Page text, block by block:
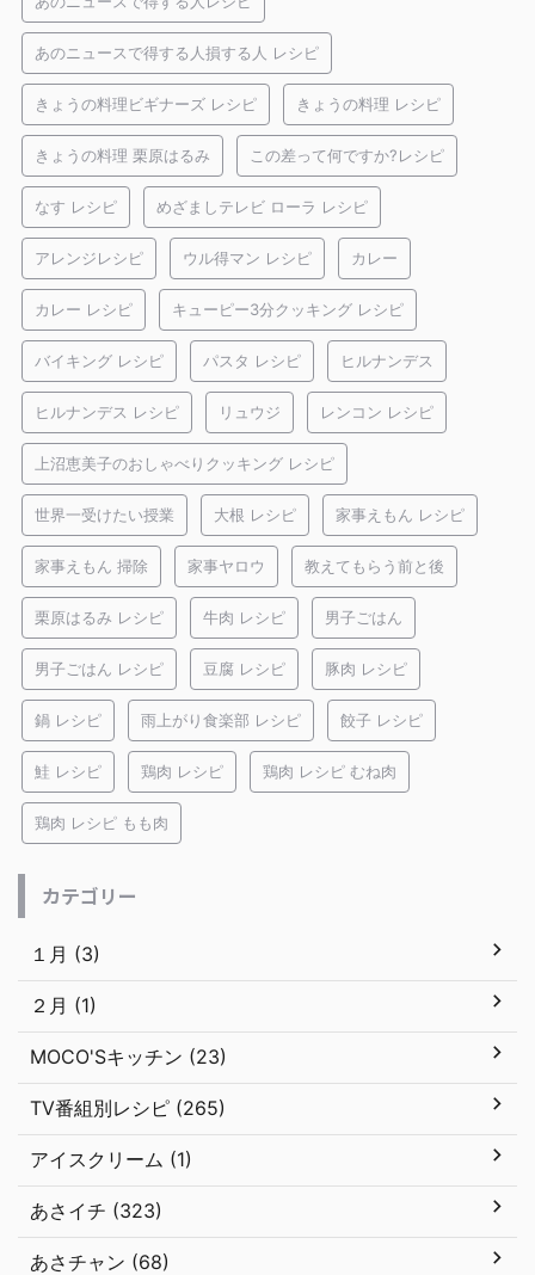
あのニュースで得する人損する人 レシピ
きょうの料理ビギナーズ レシピ きょうの料理 レシピ
きょうの料理 栗原はるみ この差って何ですか?レシピ
なす レシピ めざましテレビ ローラ レシピ
アレンジレシピ ウル得マン レシピ カレー
カレー レシピ キューピー3分クッキング レシピ
バイキング レシピ パスタ レシピ ヒルナンデス
ヒルナンデス レシピ リュウジ レンコン レシピ
上沼恵美子のおしゃべりクッキング レシピ
世界一受けたい授業 大根 レシピ 家事えもん レシピ
家事えもん 掃除 家事ヤロウ 教えてもらう前と後
栗原はるみ レシピ 牛肉 レシピ 男子ごはん
男子ごはん レシピ 豆腐 レシピ 豚肉 レシピ
鍋 レシピ 雨上がり食楽部 レシピ 餃子 レシピ
鮭 レシピ 鶏肉 レシピ 鶏肉 レシピ むね肉
鶏肉 レシピ もも肉
カテゴリー
１月 (3)
２月 (1)
MOCO'Sキッチン (23)
TV番組別レシピ (265)
アイスクリーム (1)
あさイチ (323)
あさチャン (68)